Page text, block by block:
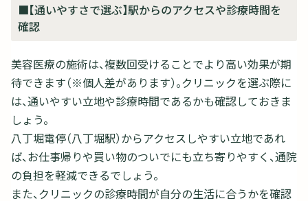
■【通いやすさで選ぶ】駅からのアクセスや診療時間を
確認
美容医療の施術は、複数回受けることでより高い効果が期
待できます（※個人差があります）。クリニックを選ぶ際に
は、通いやすい立地や診療時間であるかも確認しておきま
しょう。
八丁堀電停（八丁堀駅）からアクセスしやすい立地であれ
ば、お仕事帰りや買い物のついでにも立ち寄りやすく、通院
の負担を軽減できるでしょう。
また、クリニックの診療時間が自分の生活に合うかを確認